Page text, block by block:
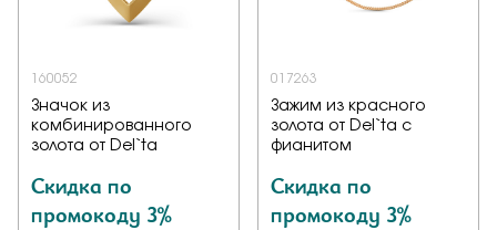
160052
Значок из
комбинированного
золота от Del`ta
Скидка по
промокоду 3%
017263
Зажим из красного
золота от Del`ta с
фианитом
Скидка по
промокоду 3%